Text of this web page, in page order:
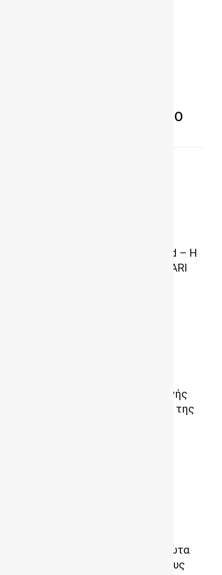
ΠΕΡΙΣΣΟΤΕΡΑ ΑΠΟ ΤΟΝ ΙΔΙΟ
Villeneuve: The Rise of a Legend – Η
ταινία για τον θρύλο της FERRARI
OMODA & JAECOO: Διπλή διεθνής
πιστοποίηση για την ασφάλεια της
Αυτοκίνητα Υδρογόνου: Τα πρώτα
FCEV στους ελληνικούς δρόμους